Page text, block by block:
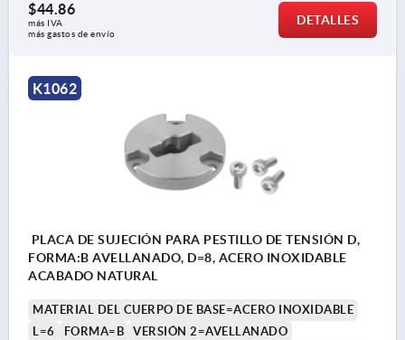
$44.86
más IVA
más gastos de envío
DETALLES
K1062
PLACA DE SUJECIÓN PARA PESTILLO DE TENSIÓN D,
FORMA:B AVELLANADO, D=8, ACERO INOXIDABLE
ACABADO NATURAL
MATERIAL DEL CUERPO DE BASE=ACERO INOXIDABLE
L=6
FORMA=B
VERSIÓN 2=AVELLANADO